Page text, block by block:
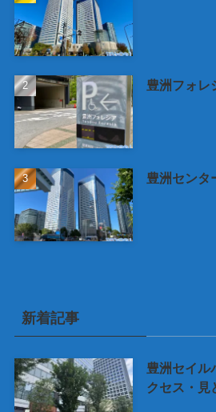
豊洲フォレ
豊洲センタ
新着記事
豊洲セイル
クセス・見